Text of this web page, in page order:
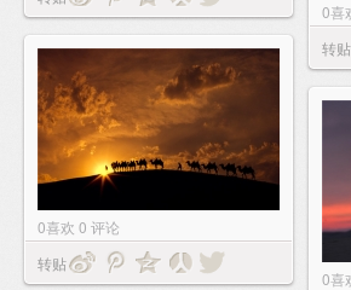
0喜
转贴
0喜欢 0 评论
转贴
0喜